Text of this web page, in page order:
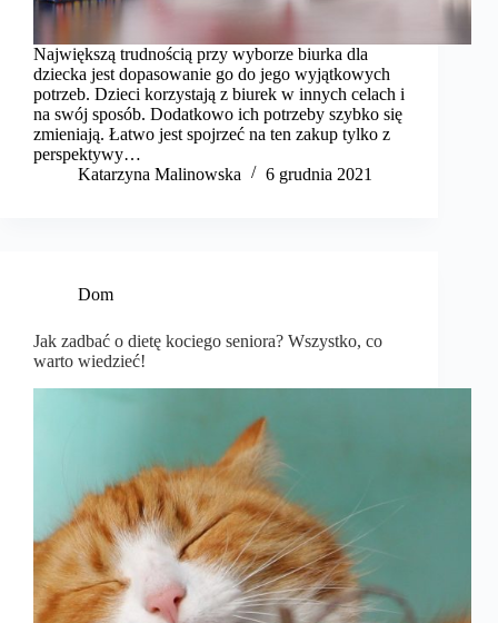
Największą trudnością przy wyborze biurka dla
dziecka jest dopasowanie go do jego wyjątkowych
potrzeb. Dzieci korzystają z biurek w innych celach i
na swój sposób. Dodatkowo ich potrzeby szybko się
zmieniają. Łatwo jest spojrzeć na ten zakup tylko z
perspektywy…
Katarzyna Malinowska
6 grudnia 2021
Dom
Jak zadbać o dietę kociego seniora? Wszystko, co
warto wiedzieć!